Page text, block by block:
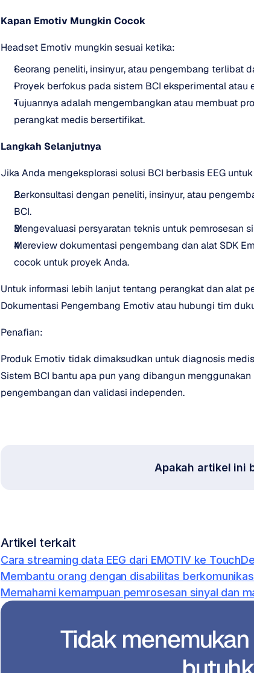
Kapan Emotiv Mungkin Cocok
Headset Emotiv mungkin sesuai ketika:
Seorang peneliti, insinyur, atau pengembang terlibat
Proyek berfokus pada sistem BCI eksperimental atau
Tujuannya adalah mengembangkan atau membuat
perangkat medis bersertifikat.
Langkah Selanjutnya
Jika Anda mengeksplorasi solusi BCI berbasis EEG
Berkonsultasi dengan peneliti, insinyur, atau
BCI.
Mengevaluasi persyaratan teknis untuk pemrosesan
Mereview dokumentasi pengembang dan alat SDK
cocok untuk proyek Anda.
Untuk informasi lebih lanjut tentang perangkat dan alat
Dokumentasi Pengembang Emotiv atau hubungi tim
Penafian:
Produk Emotiv tidak dimaksudkan untuk diagnosis
Sistem BCI bantu apa pun yang dibangun
pengembangan dan validasi independen.
Apakah artikel ini
Artikel terkait
Cara streaming data EEG dari EMOTIV ke
Membantu orang dengan disabilitas
Memahami kemampuan pemrosesan sinyal dan
Tidak